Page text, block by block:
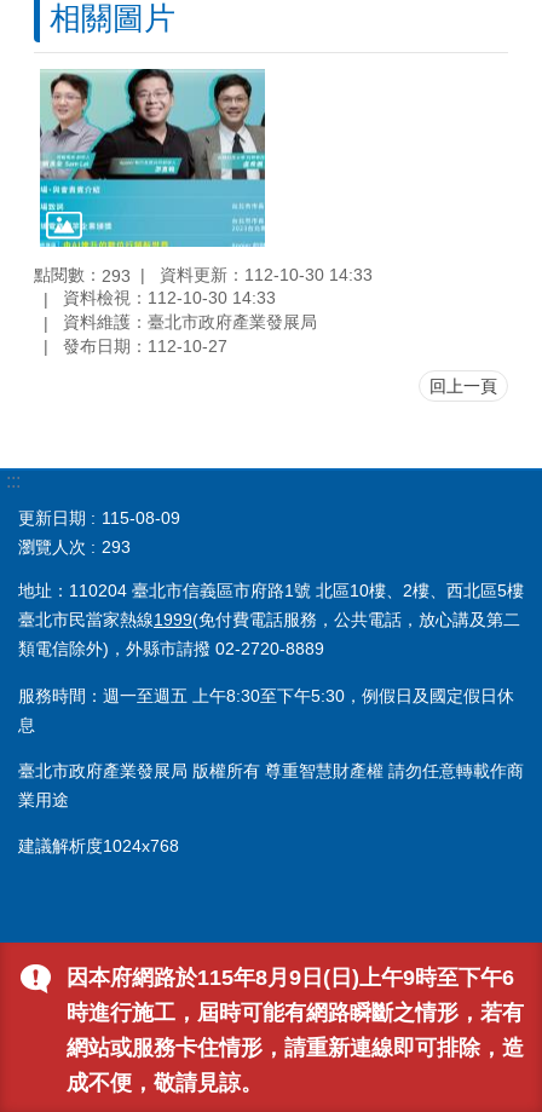
因本府網路於115年8月9日(日)上午9時至下午6
時進行施工，屆時可能有網路瞬斷之情形，若有
網站或服務卡住情形，請重新連線即可排除，造
成不便，敬請見諒。
相關圖片
點閱數： 293
資料更新：112-10-30 14:33
資料檢視：112-10-30 14:33
資料維護：臺北市政府產業發展局
發布日期：112-10-27
回上一頁
:::
更新日期
115-08-09
瀏覽人次
293
地址：110204 臺北市信義區市府路1號 北區10樓、2樓、西北區5樓
臺北市民當家熱線1999(免付費電話服務，公共電話，放心講及第二
類電信除外)，外縣市請撥 02-2720-8889
服務時間：週一至週五 上午8:30至下午5:30，例假日及國定假日休
息
臺北市政府產業發展局 版權所有 尊重智慧財產權 請勿任意轉載作商
業用途
建議解析度1024x768